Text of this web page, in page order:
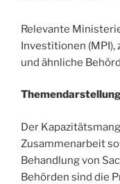
Relevante
Investitionen
und ähnliche
Der
Zusammenarbeit
Behandlung von
Behörden sind die